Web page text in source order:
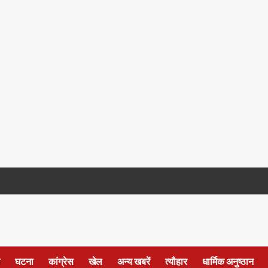
घटना कांग्रेस खेल अन्य खबरें त्यौहार धार्मिक अनुष्ठान